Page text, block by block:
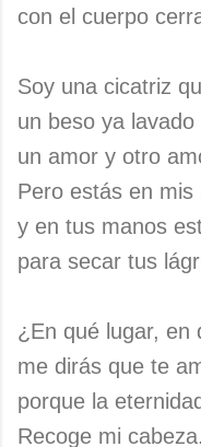
con el cuerpo
Soy una cicatriz
un beso ya
un amor y otro
Pero estás en
y en tus manos
para secar tus
¿En qué lugar, en
me dirás que te
porque la
Recoge mi